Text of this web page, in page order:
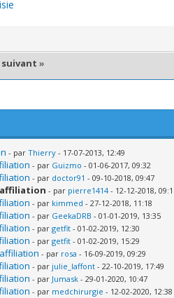
»
- par Thierry - 17-07-2013, 12:49
- par Guizmo - 01-06-2017, 09:32
- par doctor91 - 09-10-2018, 09:47
- par pierre1414- 12-12-2018,
- par kimmed - 27-12-2018, 11:18
- par GeekaDRB - 01-01-2019, 13:35
- par getfit - 01-02-2019, 12:30
- par getfit - 01-02-2019, 15:29
- par rosa - 16-09-2019, 09:29
- par julie_laffont - 22-10-2019, 17:49
- par Jumask - 29-01-2020, 10:47
- par medchirurgie - 12-02-2020, 12:38